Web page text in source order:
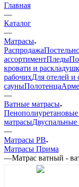
Главная
—
Каталог
—
Матрасы
Распродажа
ассортиментПледы
кровати и
рабочихДля отелей и
сауныПолотенца
—
Ватные матрасы
матрасыДвуспальные
—
Матрасы РВ
Матрасы Прима
—Матрас ватный -